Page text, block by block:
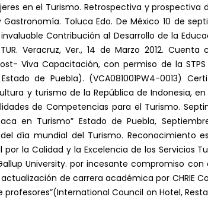
en el Turismo. Retrospectiva y
Gastronomía. Toluca Edo. De México 10 de
invaluable Contribución al Desarrollo de la
Veracruz, Ver., 14 de Marzo 2012.
Viva Capacitación, con permiso de la
de Puebla). (VCA081001PW4-0013)
y turismo de la República de Indonesia,
de Competencias para el Turismo.
en Turismo” Estado de Puebla,
día mundial del Turismo. Reconocimiento
por la Calidad y la Excelencia de los Servicios
University. por incesante compromiso
de carrera académica por CHRIE
profesores”(International Council on Hotel,